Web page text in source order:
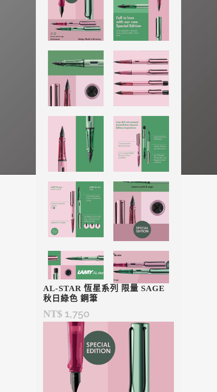
AL-STAR 恆星系列 限量 SAGE
秋日綠色 鋼筆
NT$ 1,750